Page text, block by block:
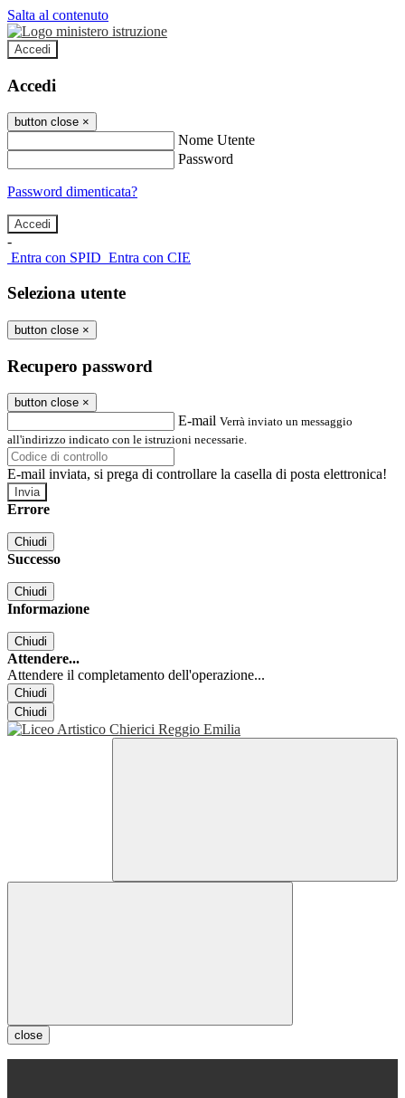
Salta al contenuto
Accedi
Accedi
button close ×
Nome Utente
Password
Password dimenticata?
-
Entra con SPID Entra con CIE
Seleziona utente
button close ×
Recupero password
button close ×
E-mail Verrà inviato un messaggio
all'indirizzo indicato con le istruzioni necessarie.
E-mail inviata, si prega di controllare la casella di posta elettronica!
Errore
Chiudi
Successo
Chiudi
Informazione
Chiudi
Attendere...
Attendere il completamento dell'operazione...
Chiudi
Chiudi
close